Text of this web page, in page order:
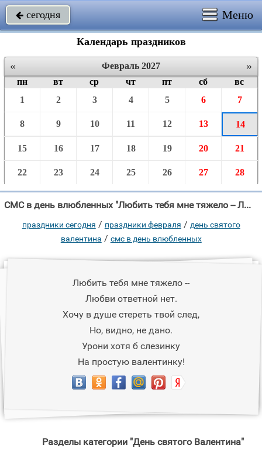
 сегодня Меню
Календарь праздников
« »
Февраль 2027
пн
вт ср чт пт сб
вс
1
2 3 4 5 6 7
8 9 10 11 12 13 14
15 16 17 18 19 20 21
22 23 24 25 26 27 28
СМС в день влюбленных "Любить тебя мне тяжело -- Любви ответной нет."
праздники сегодня / праздники февраля / день святого
валентина / смс в день влюбленных
Любить тебя мне тяжело --
Любви ответной нет.
Хочу в душе стереть твой след,
Но, видно, не дано.
Урони хотя б слезинку
На простую валентинку!
Разделы категории "День святого Валентина"